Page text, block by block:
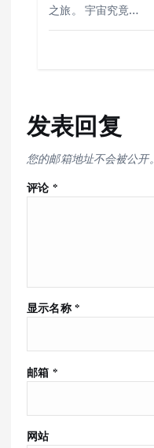
之旅。 宇宙究竟…
发表回复
您的邮箱地址不会被公开。
评论 *
显示名称 *
邮箱 *
网站